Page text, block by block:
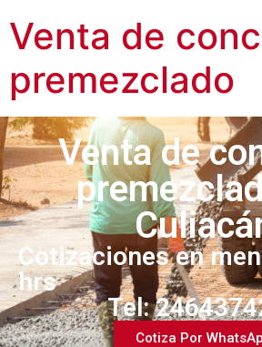
Venta de
premezclado
Venta de
Cotizaciones en
hrs
Tel:
Cotiza Por